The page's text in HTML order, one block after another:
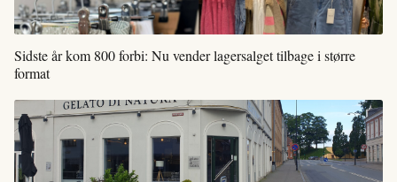
Sidste år kom 800 forbi: Nu vender lagersalget tilbage i større
format